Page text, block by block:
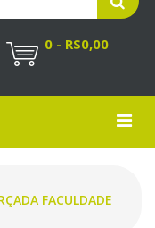
0 - R$0,00
FACULDADE